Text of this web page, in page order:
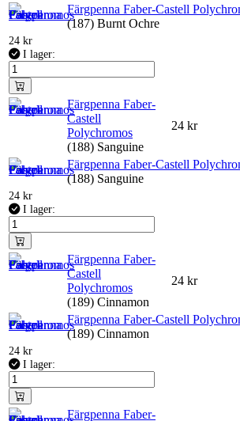
Färgpenna Faber-Castell
(187) Burnt Ochre
24 kr
I lager:
Färgpenna Faber-
Castell
Polychromos
(188) Sanguine
24 kr
Färgpenna Faber-Castell
(188) Sanguine
24 kr
I lager:
Färgpenna Faber-
Castell
Polychromos
(189) Cinnamon
24 kr
Färgpenna Faber-Castell
(189) Cinnamon
24 kr
I lager:
Färgpenna Faber-